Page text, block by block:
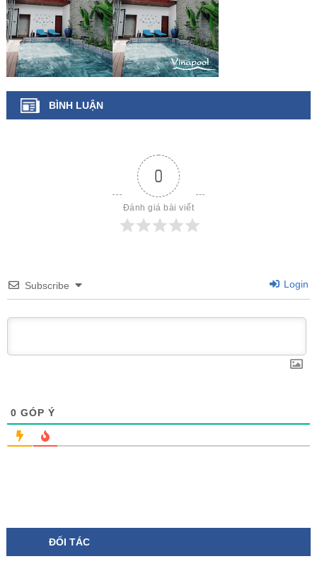
BÌNH LUẬN
0
Đánh giá bài viết
Subscribe Login
0 GÓP Ý
ĐỐI TÁC